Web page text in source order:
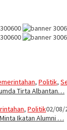
, Politik,
Tirta Albantan…
, Politik02/08/
Ikatan Alumni …